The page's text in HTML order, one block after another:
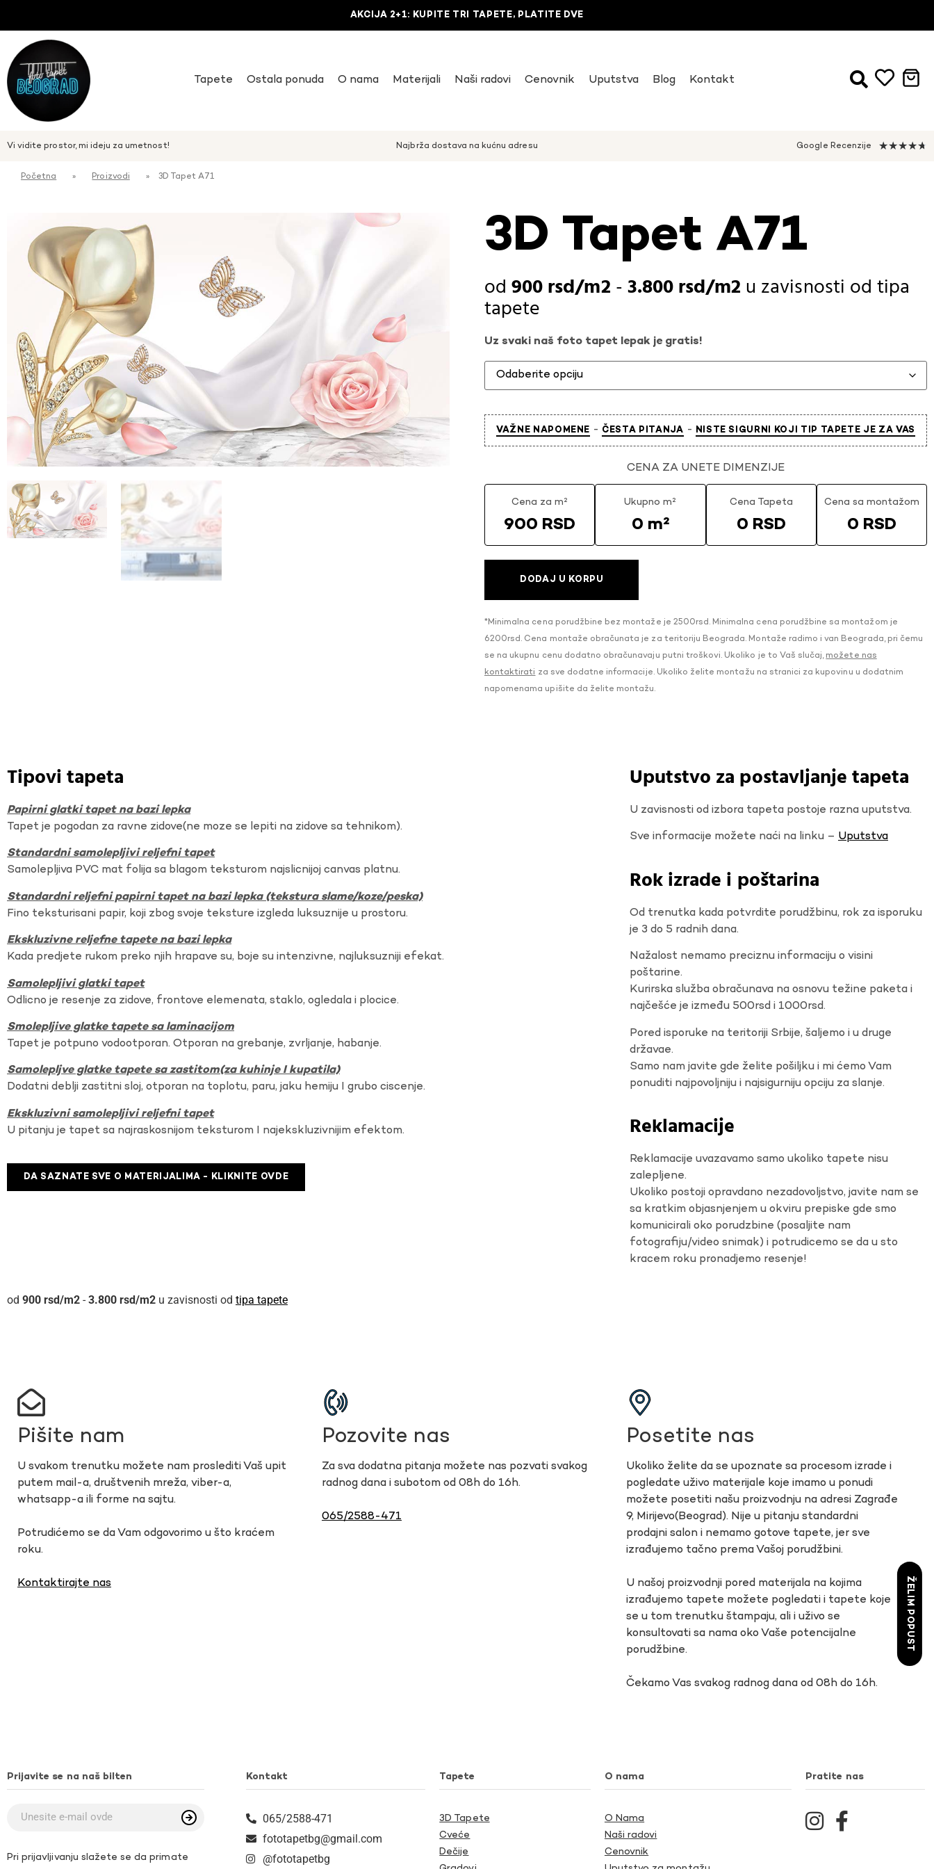
AKCIJA 2+1: KUPITE TRI TAPETE, PLATITE DVE
Tapete Ostala ponuda O nama Materijali Naši radovi Cenovnik Uputstva Blog Kontakt
Vi vidite prostor, mi ideju za umetnost! Najbrža dostava na kućnu adresu Google Recenzije ★★★★★
Početna » Proizvodi » 3D Tapet A71
3D Tapet A71
900rsd -3.800rsd u zavisnosti od tipa
tapete
Uz svaki naš foto tapet lepak je gratis!
VAŽNE NAPOMENE - ČESTA PITANJA - NISTE SIGURNI KOJI TIP TAPETE JE ZA VAS
CENA ZA UNETE DIMENZIJE
Cena za m²
900 RSD
Ukupno m²
0 m²
Cena Tapeta
0 RSD
Cena sa montažom
0 RSD
DODAJ U KORPU
*Minimalna cena porudžbine bez montaže je 2500rsd. Minimalna cena porudžbine sa montažom je
6200rsd. Cena montaže obračunata je za teritoriju Beograda. Montaže radimo i van Beograda, pri čemu
se na ukupnu cenu dodatno obračunavaju putni troškovi. Ukoliko je to Vaš slučaj, možete nas
kontaktirati za sve dodatne informacije. Ukoliko želite montažu na stranici za kupovinu u dodatnim
napomenama upišite da želite montažu.
Tipovi tapeta
Papirni glatki tapet na bazi lepka
Tapet je pogodan za ravne zidove(ne moze se lepiti na zidove sa tehnikom).
Standardni samolepljivi reljefni tapet
Samolepljiva PVC mat folija sa blagom teksturom najslicnijoj canvas platnu.
Standardni reljefni papirni tapet na bazi lepka (tekstura slame/koze/peska)
Fino teksturisani papir, koji zbog svoje teksture izgleda luksuznije u prostoru.
Ekskluzivne reljefne tapete na bazi lepka
Kada predjete rukom preko njih hrapave su, boje su intenzivne, najluksuzniji efekat.
Samolepljivi glatki tapet
Odlicno je resenje za zidove, frontove elemenata, staklo, ogledala i plocice.
Smolepljive glatke tapete sa laminacijom
Tapet je potpuno vodootporan. Otporan na grebanje, zvrljanje, habanje.
Samolepljve glatke tapete sa zastitom(za kuhinje I kupatila)
Dodatni deblji zastitni sloj, otporan na toplotu, paru, jaku hemiju I grubo ciscenje.
Ekskluzivni samolepljivi reljefni tapet
U pitanju je tapet sa najraskosnijom teksturom I najekskluzivnijim efektom.
DA SAZNATE SVE O MATERIJALIMA - KLIKNITE OVDE
Uputstvo za postavljanje tapeta
U zavisnosti od izbora tapeta postoje razna uputstva.
Sve informacije možete naći na linku – Uputstva
Rok izrade i poštarina
Od trenutka kada potvrdite porudžbinu, rok za isporuku
je 3 do 5 radnih dana.
Nažalost nemamo preciznu informaciju o visini
poštarine.
Kurirska služba obračunava na osnovu težine paketa i
najčešće je između 500rsd i 1000rsd.
Pored isporuke na teritoriji Srbije, šaljemo i u druge
državae.
Samo nam javite gde želite pošiljku i mi ćemo Vam
ponuditi najpovoljniju i najsigurniju opciju za slanje.
Reklamacije
Reklamacije uvazavamo samo ukoliko tapete nisu
zalepljene.
Ukoliko postoji opravdano nezadovoljstvo, javite nam se
sa kratkim objasnjenjem u okviru prepiske gde smo
komunicirali oko porudzbine (posaljite nam
fotografiju/video snimak) i potrudicemo se da u sto
kracem roku pronadjemo resenje!
900 rsd - 3.800 rsd u zavisnosti od tipa tapete
Pišite nam
U svakom trenutku možete nam proslediti Vaš upit
putem mail-a, društvenih mreža, viber-a,
whatsapp-a ili forme na sajtu.
Potrudićemo se da Vam odgovorimo u što kraćem
roku.
Kontaktirajte nas
Pozovite nas
Za sva dodatna pitanja možete nas pozvati svakog
radnog dana i subotom od 08h do 16h.
065/2588-471
Posetite nas
Ukoliko želite da se upoznate sa procesom izrade i
pogledate uživo materijale koje imamo u ponudi
možete posetiti našu proizvodnju na adresi Zagrađe
9, Mirijevo(Beograd). Nije u pitanju standardni
prodajni salon i nemamo gotove tapete, jer sve
izrađujemo tačno prema Vašoj porudžbini.
U našoj proizvodnji pored materijala na kojima
izrađujemo tapete možete pogledati i tapete koje
se u tom trenutku štampaju, ali i uživo se
konsultovati sa nama oko Vaše potencijalne
porudžbine.
Čekamo Vas svakog radnog dana od 08h do 16h.
Prijavite se na naš bilten
Pri prijavljivanju slažete se da primate
Kontakt
065/2588-471
fototapetbg@gmail.com
@fototapetbg
Tapete
3D Tapete
Cveće
Dečije
O nama
O Nama
Naši radovi
Cenovnik
Pratite nas
ŽELIM POPUST